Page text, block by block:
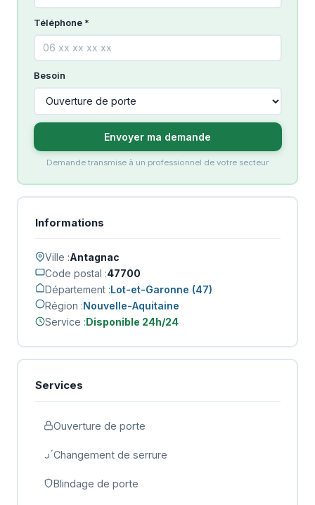
Téléphone *
Besoin
Envoyer ma demande
Demande transmise à un professionnel de votre secteur
Informations
Ville :Antagnac
Code postal :47700
Département :Lot-et-Garonne (47)
Région :Nouvelle-Aquitaine
Service :Disponible 24h/24
Services
Ouverture de porte
Changement de serrure
Blindage de porte